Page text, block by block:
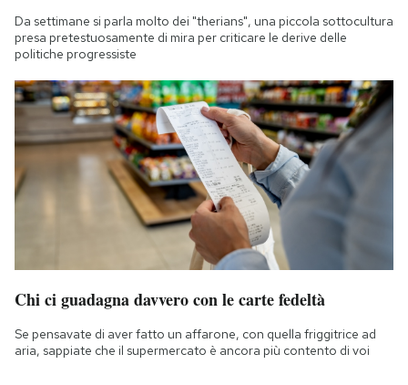
Da settimane si parla molto dei "therians", una piccola sottocultura
presa pretestuosamente di mira per criticare le derive delle
politiche progressiste
Chi ci guadagna davvero con le carte fedeltà
Se pensavate di aver fatto un affarone, con quella friggitrice ad
aria, sappiate che il supermercato è ancora più contento di voi